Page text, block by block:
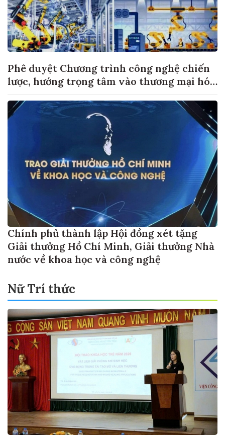
Phê duyệt Chương trình công nghệ chiến
lược, hướng trọng tâm vào thương mại hóa
Chính phủ thành lập Hội đồng xét tặng
Giải thưởng Hồ Chí Minh, Giải thưởng Nhà
nước về khoa học và công nghệ
Nữ Trí thức